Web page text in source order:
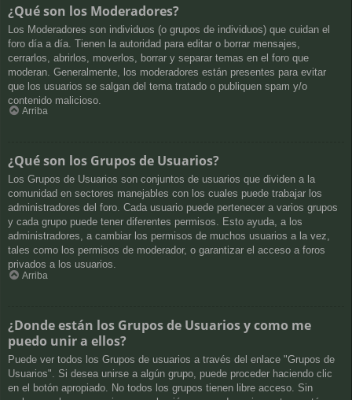
¿Qué son los Moderadores?
Los Moderadores son individuos (o grupos de individuos) que cuidan el
foro día a día. Tienen la autoridad para editar o borrar mensajes,
cerrarlos, abrirlos, moverlos, borrar y separar temas en el foro que
moderan. Generalmente, los moderadores están presentes para evitar
que los usuarios se salgan del tema tratado o publiquen spam y/o
contenido malicioso.
Arriba
¿Qué son los Grupos de Usuarios?
Los Grupos de Usuarios son conjuntos de usuarios que dividen a la
comunidad en sectores manejables con los cuales puede trabajar los
administradores del foro. Cada usuario puede pertenecer a varios grupos
y cada grupo puede tener diferentes permisos. Esto ayuda, a los
administradores, a cambiar los permisos de muchos usuarios a la vez,
tales como los permisos de moderador, o garantizar el acceso a foros
privados a los usuarios.
Arriba
¿Donde están los Grupos de Usuarios y como me
puedo unir a ellos?
Puede ver todos los Grupos de usuarios a través del enlace "Grupos de
Usuarios". Si desea unirse a algún grupo, puede proceder haciendo clic
en el botón apropiado. No todos los grupos tienen libre acceso. Sin